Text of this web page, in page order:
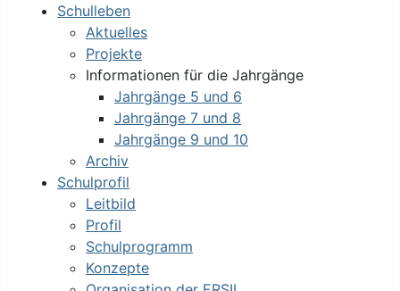
Schulleben
Aktuelles
Projekte
Informationen für die Jahrgänge
Jahrgänge 5 und 6
Jahrgänge 7 und 8
Jahrgänge 9 und 10
Archiv
Schulprofil
Leitbild
Profil
Schulprogramm
Konzepte